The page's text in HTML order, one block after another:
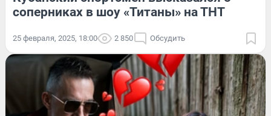
соперниках в шоу «Титаны» на ТНТ
25 февраля, 2025, 18:00 2 850 Обсудить